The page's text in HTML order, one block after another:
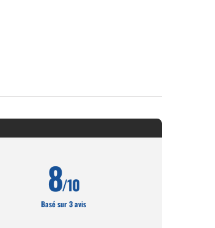
8/10
Basé sur 3 avis